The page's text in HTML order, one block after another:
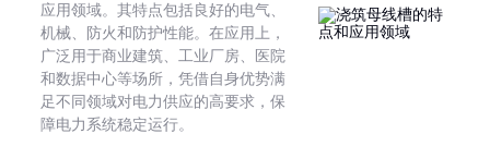
应用领域。其特点包括良好的电气、
机械、防火和防护性能。在应用上，
广泛用于商业建筑、工业厂房、医院
和数据中心等场所，凭借自身优势满
足不同领域对电力供应的高要求，保
障电力系统稳定运行。